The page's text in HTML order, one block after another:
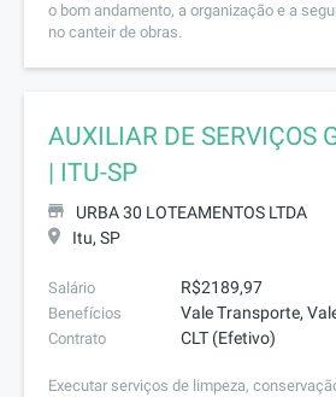
o bom andamento, a organização e a
no canteir de obras.
AUXILIAR DE SERVIÇOS
| ITU-SP
URBA 30 LOTEAMENTOS LTDA
Itu, SP
Salário R$2189,97
Benefícios Vale Transporte,
Contrato CLT (Efetivo)
Executar serviços de limpeza,